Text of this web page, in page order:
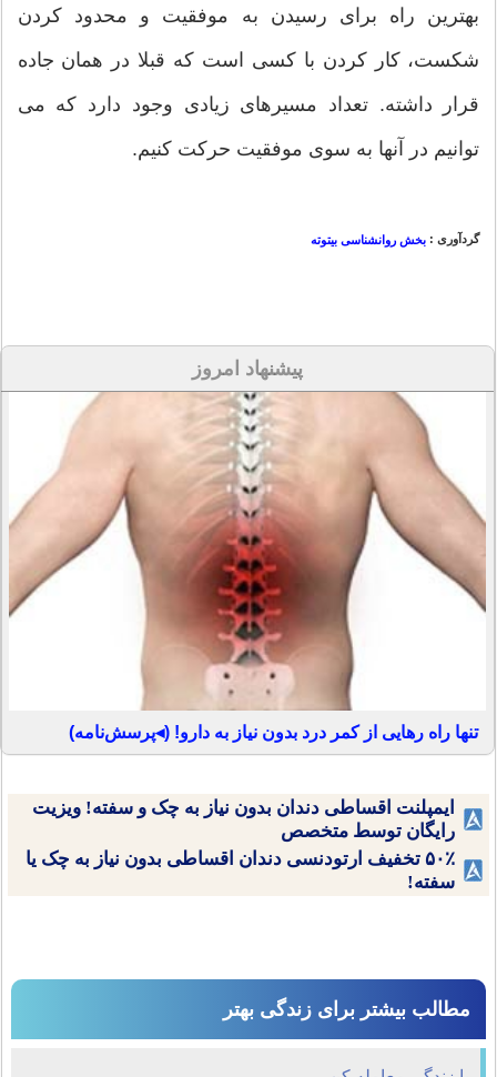
بهترین راه برای رسیدن به موفقیت و محدود کردن
شکست، کار کردن با کسی است که قبلا در همان جاده
قرار داشته. تعداد مسیرهای زیادی وجود دارد که می
توانیم در آنها به سوی موفقیت حرکت کنیم.
گردآوری : بخش روانشناسی بیتوته
پیشنهاد امروز
تنها راه رهایی از کمر درد بدون نیاز به دارو! (◂پرسش‌نامه)
ایمپلنت اقساطی دندان بدون نیاز به چک و سفته! ویزیت
رایگان توسط متخصص
۵۰٪ تخفیف ارتودنسی دندان اقساطی بدون نیاز به چک یا
سفته!
مطالب بیشتر برای زندگی بهتر